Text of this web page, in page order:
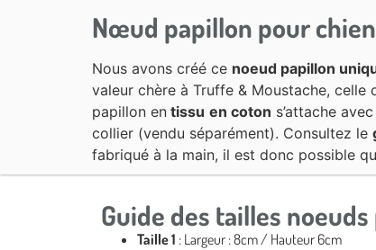
Nœud papillon pour
Nous avons créé ce noeud papillon
valeur chère à Truffe & Moustache, celle
papillon en tissu en coton s’attache
collier (vendu séparément). Consultez le
fabriqué à la main, il est donc possible
Guide des tailles
Taille 1 : Largeur : 8cm / Hauteur 6cm